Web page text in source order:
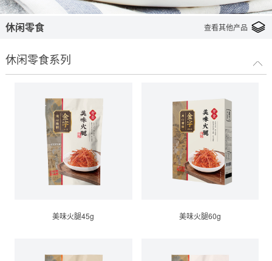
休闲零食 查看其他产品
休闲零食系列
美味火腿45g 美味火腿60g